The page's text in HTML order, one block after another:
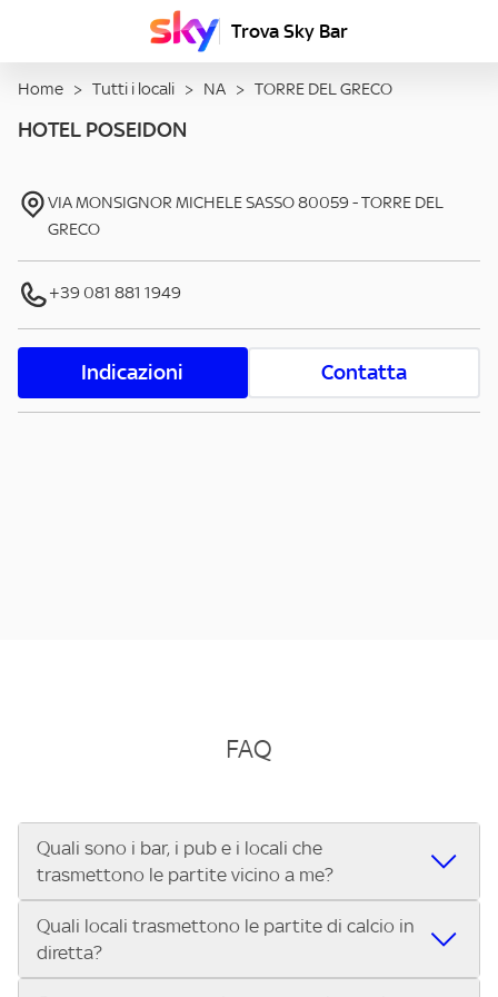
Trova Sky Bar
Home > Tutti i locali > NA > TORRE DEL GRECO
HOTEL POSEIDON
VIA MONSIGNOR MICHELE SASSO80059 -TORRE DEL
GRECO
+39 081 881 1949
Indicazioni Contatta
FAQ
Quali sono i bar, i pub e i locali che
trasmettono le partite vicino a me?
Se cerchi un bar, pub, ristorante o locale vicino a te per
vedere le partite di Serie A ENILIVE, la Serie C Sky Wifi, la
UEFA Champions League, la UEFA Europa League, la UEFA
Quali locali trasmettono le partite di calcio in
diretta?